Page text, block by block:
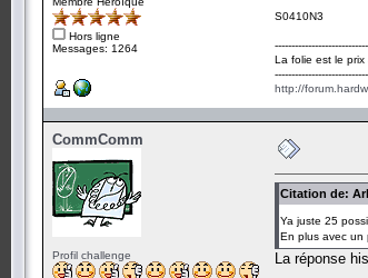
Hors ligne
Messages: 1264
S0410N3
La folie est le prix
http://
CommComm
Profil challenge
Citation de:
Ya juste 25
En plus avec un
La réponse